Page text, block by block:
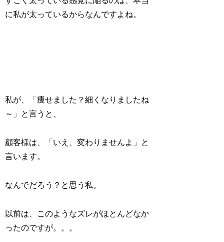
に私が太っているからなんですよね。
私が、「痩せました？細くなりましたね
～」と言うと、
顧客様は、「いえ、変わりませんよ」と
言います。
なんでだろう？と思う私。
以前は、このようなズレがほとんどなか
ったのですが。。。